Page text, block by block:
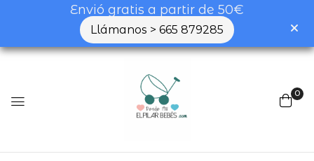
Envió gratis a partir de 50€
Llámanos > 665 879285
0